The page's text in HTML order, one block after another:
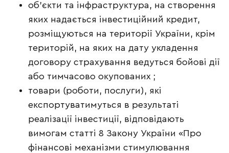
об’єкти та інфраструктура, на створення
яких надається інвестиційний кредит,
розміщуються на території України, крім
територій, на яких на дату укладення
договору страхування ведуться бойові дії
або тимчасово окупованих ;
товари (роботи, послуги), які
експортуватимуться в результаті
реалізації інвестиції, відповідають
вимогам статті 8 Закону України «Про
фінансові механізми стимулювання